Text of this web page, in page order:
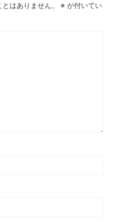
はありません。 ※ が付いてい